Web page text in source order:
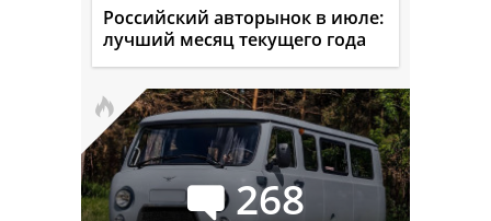
Российский авторынок в июле:
лучший месяц текущего года
268